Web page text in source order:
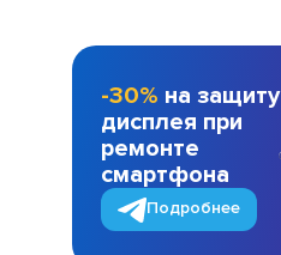
-30% на защиту
дисплея при
ремонте
смартфона
Подробнее